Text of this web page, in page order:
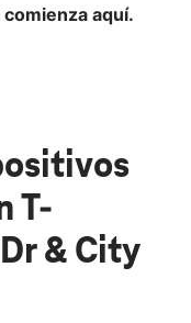
aquí.
T-
& City